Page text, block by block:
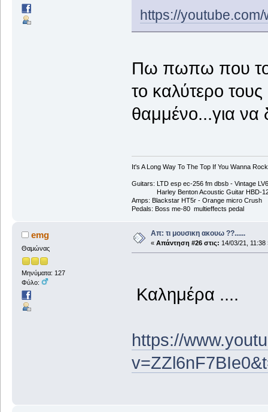
https://
Πω πωπω που το
το καλύτερο
θαμμένο...για
It's A Long Way To The Top If You Wanna
Guitars: LTD esp ec-256 fm dbsb - Vintage
Harley Benton Acoustic Guitar HBD-
Amps: Blackstar HT5r - Orange micro Crush
Pedals: Boss me-80 multieffects pedal
emg
Θαμώνας
Μηνύματα: 127
Φύλο:
Απ: τι μουσικη ακουω ??......
« Απάντηση #26 στις: 14/03/21, 11:38
Καλημέρα ....
https://